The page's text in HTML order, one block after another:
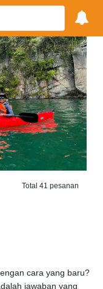
Total 41 pesanan
cara yang baru?
jawaban yang